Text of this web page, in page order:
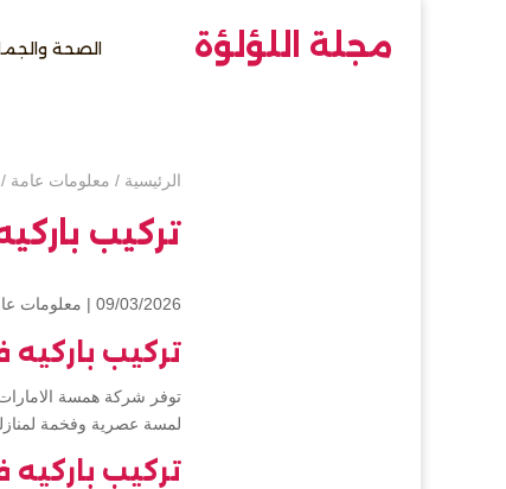
مجلة اللؤلؤة الصحة
الرئيسية / معلومات عامة
تركيب
09/03/2026 | معلومات
تركيب
توفر شركة همسة
لمسة عصرية وفخمة
تركيب